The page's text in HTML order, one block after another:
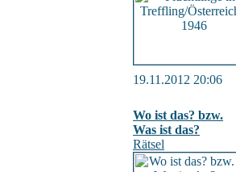
19.11.2012 20:06
Wo ist das? bzw.
Was ist das?
Rätsel